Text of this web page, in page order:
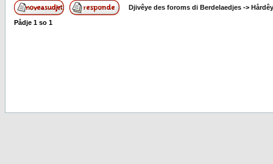
Djivêye des foroms di Berdelaedjes ->
Pådje 1 so 1